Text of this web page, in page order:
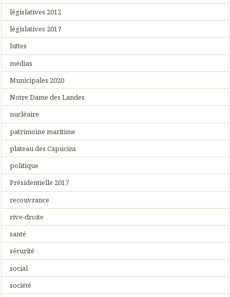
législatives 2012
législatives 2017
luttes
médias
Municipales 2020
Notre Dame des Landes
nucléaire
patrimoine maritime
plateau des Capucins
politique
Présidentielle 2017
recouvrance
rive-droite
santé
sécurité
social
société